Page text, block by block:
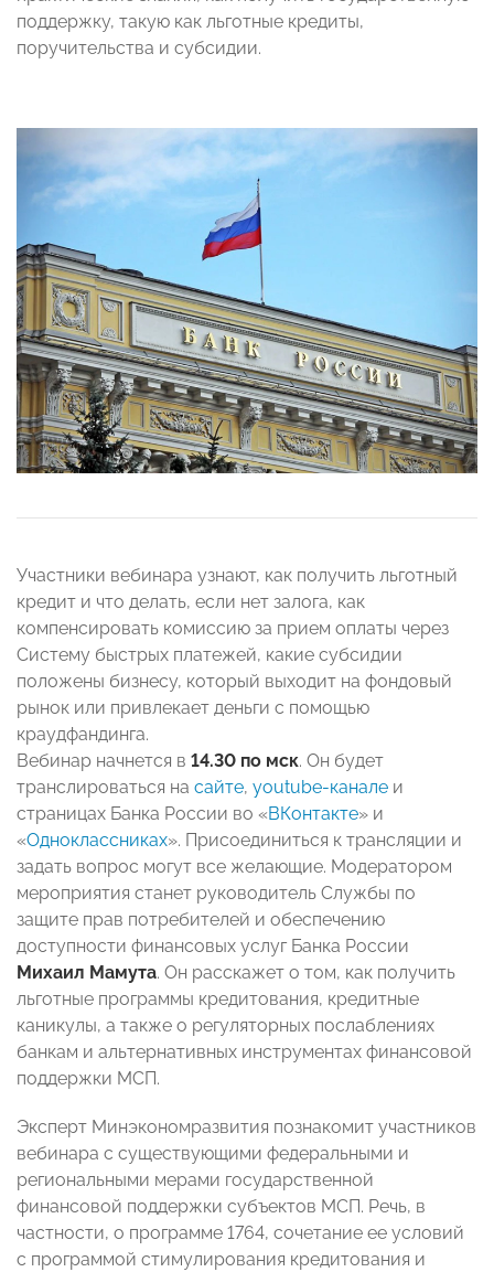
поддержку, такую как льготные кредиты,
поручительства и субсидии.
Участники вебинара узнают, как получить льготный
кредит и что делать, если нет залога, как
компенсировать комиссию за прием оплаты через
Систему быстрых платежей, какие субсидии
положены бизнесу, который выходит на фондовый
рынок или привлекает деньги с помощью
краудфандинга.
Вебинар начнется в 14.30 по мск. Он будет
транслироваться на сайте, youtube-канале и
страницах Банка России во «ВКонтакте» и
«Одноклассниках». Присоединиться к трансляции и
задать вопрос могут все желающие. Модератором
мероприятия станет руководитель Службы по
защите прав потребителей и обеспечению
доступности финансовых услуг Банка России
Михаил Мамута. Он расскажет о том, как получить
льготные программы кредитования, кредитные
каникулы, а также о регуляторных послаблениях
банкам и альтернативных инструментах финансовой
поддержки МСП.
Эксперт Минэкономразвития познакомит участников
вебинара с существующими федеральными и
региональными мерами государственной
финансовой поддержки субъектов МСП. Речь, в
частности, о программе 1764, сочетание ее условий
с программой стимулирования кредитования и